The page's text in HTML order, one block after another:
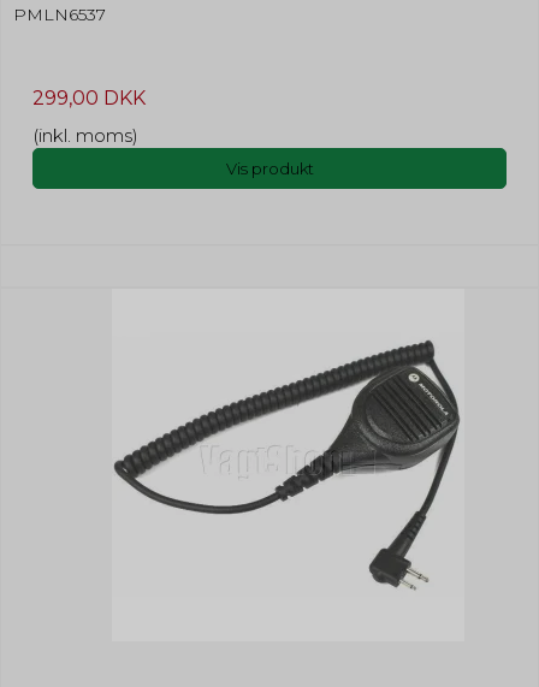
PMLN6537
299,00 DKK
(inkl. moms)
Vis produkt